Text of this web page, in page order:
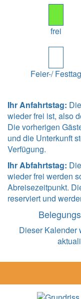
frei
Feier-/ Festtag
Ihr Anfahrtstag:
wieder frei ist, also
Die vorherigen
und die Unterkunft
Verfügung.
Ihr Abfahrtstag:
wieder frei werden
Abreisezeitpunkt.
reserviert und
Dieser Kalender